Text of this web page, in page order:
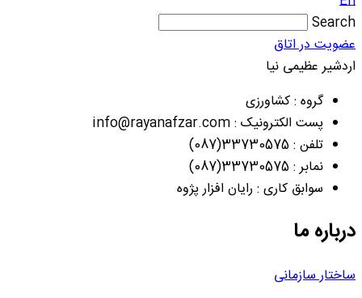
Search
عضویت در اتاق
اردشیر عظیمی نیا
گروه : کشاورزی
پست الکترونیک : info@rayanafzar.com
تلفن : 33730575(087)
نمابر : 33730575(087)
سوابق کاری : رایان افزار پژوه
درباره ما
ساختار سازمانی